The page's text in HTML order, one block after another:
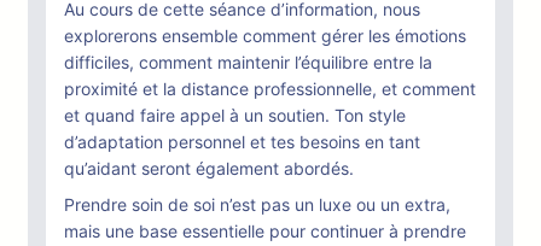
Au cours de cette séance d’information, nous
explorerons ensemble comment gérer les émotions
difficiles, comment maintenir l’équilibre entre la
proximité et la distance professionnelle, et comment
et quand faire appel à un soutien. Ton style
d’adaptation personnel et tes besoins en tant
qu’aidant seront également abordés.
Prendre soin de soi n’est pas un luxe ou un extra,
mais une base essentielle pour continuer à prendre